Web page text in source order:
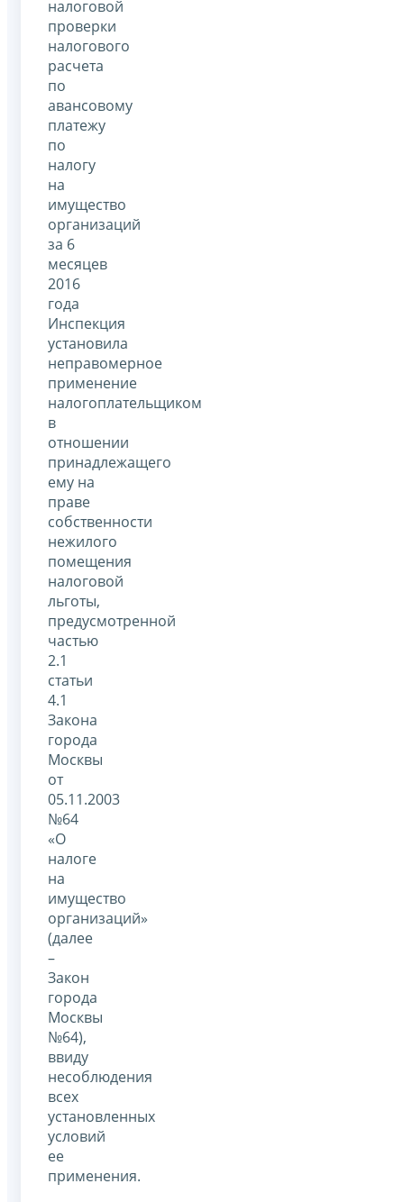
налоговой
проверки
налогового
расчета
по
авансовому
платежу
по
налогу
на
имущество
организаций
за 6
месяцев
2016
года
Инспекция
установила
неправомерное
применение
налогоплательщиком
в
отношении
принадлежащего
ему на
праве
собственности
нежилого
помещения
налоговой
льготы,
предусмотренной
частью
2.1
статьи
4.1
Закона
города
Москвы
от
05.11.2003
№64
«О
налоге
на
имущество
организаций»
(далее
–
Закон
города
Москвы
№64),
ввиду
несоблюдения
всех
установленных
условий
ее
применения.